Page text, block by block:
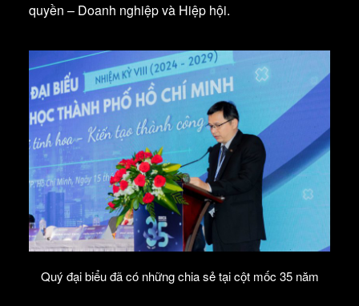
quyền – Doanh nghiệp và Hiệp hội.
Quý đại biểu đã có những chia sẻ tại cột mốc 35 năm